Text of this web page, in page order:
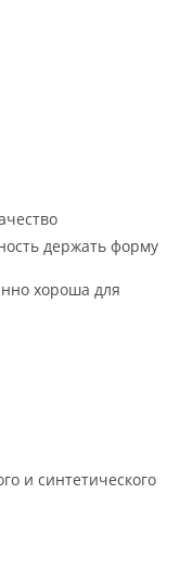
держать форму
хороша для
и синтетического